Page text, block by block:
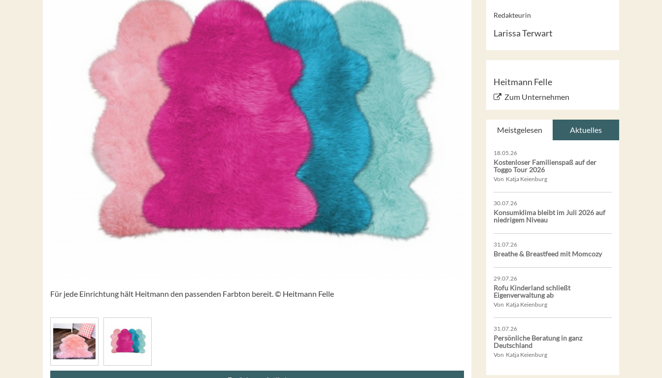
Für jede Einrichtung hält Heitmann den passenden Farbton bereit. © Heitmann Felle
Redakteurin
Larissa Terwart
Heitmann Felle
Zum Unternehmen
Meistgelesen Aktuelles
18.05.26
Kostenloser Familienspaß auf der
Toggo Tour 2026
Von Katja Keienburg
30.07.26
Konsumklima bleibt im Juli 2026 auf
niedrigem Niveau
31.07.26
Breathe & Breastfeed mit Momcozy
29.07.26
Rofu Kinderland schließt
Eigenverwaltung ab
Von Katja Keienburg
31.07.26
Persönliche Beratung in ganz
Deutschland
Von Katja Keienburg